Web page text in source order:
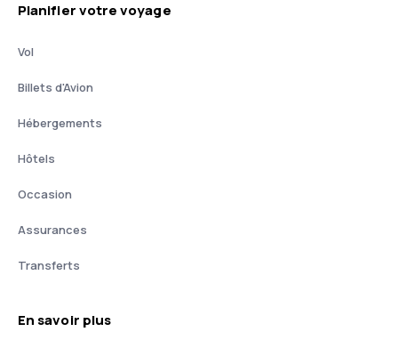
Planifier votre voyage
Vol
Billets d'Avion
Hébergements
Hôtels
Occasion
Assurances
Transferts
En savoir plus